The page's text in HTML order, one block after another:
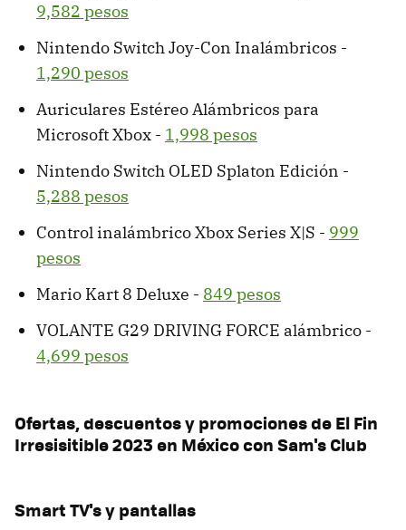
9,582 pesos
Nintendo Switch Joy-Con Inalámbricos -
1,290 pesos
Auriculares Estéreo Alámbricos para
Microsoft Xbox - 1,998 pesos
Nintendo Switch OLED Splaton Edición -
5,288 pesos
Control inalámbrico Xbox Series X|S - 999
pesos
Mario Kart 8 Deluxe - 849 pesos
VOLANTE G29 DRIVING FORCE alámbrico -
4,699 pesos
Ofertas, descuentos y promociones de El Fin
Irresisitible 2023 en México con Sam's Club
Smart TV's y pantallas